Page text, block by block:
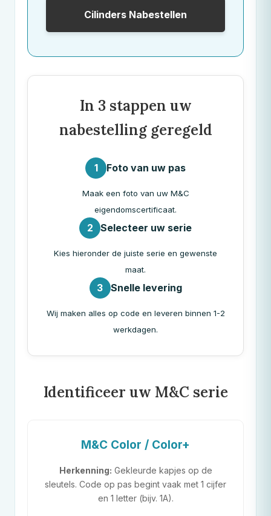
Cilinders Nabestellen
In 3 stappen uw
nabestelling geregeld
1 Foto van uw pas
Maak een foto van uw M&C
eigendomscertificaat.
2 Selecteer uw serie
Kies hieronder de juiste serie en gewenste
maat.
3 Snelle levering
Wij maken alles op code en leveren binnen 1-2
werkdagen.
Identificeer uw M&Cserie
M&C Color / Color+
Herkenning: Gekleurde kapjes op de
sleutels. Code op pas begint vaak met 1 cijfer
en 1 letter (bijv. 1A).